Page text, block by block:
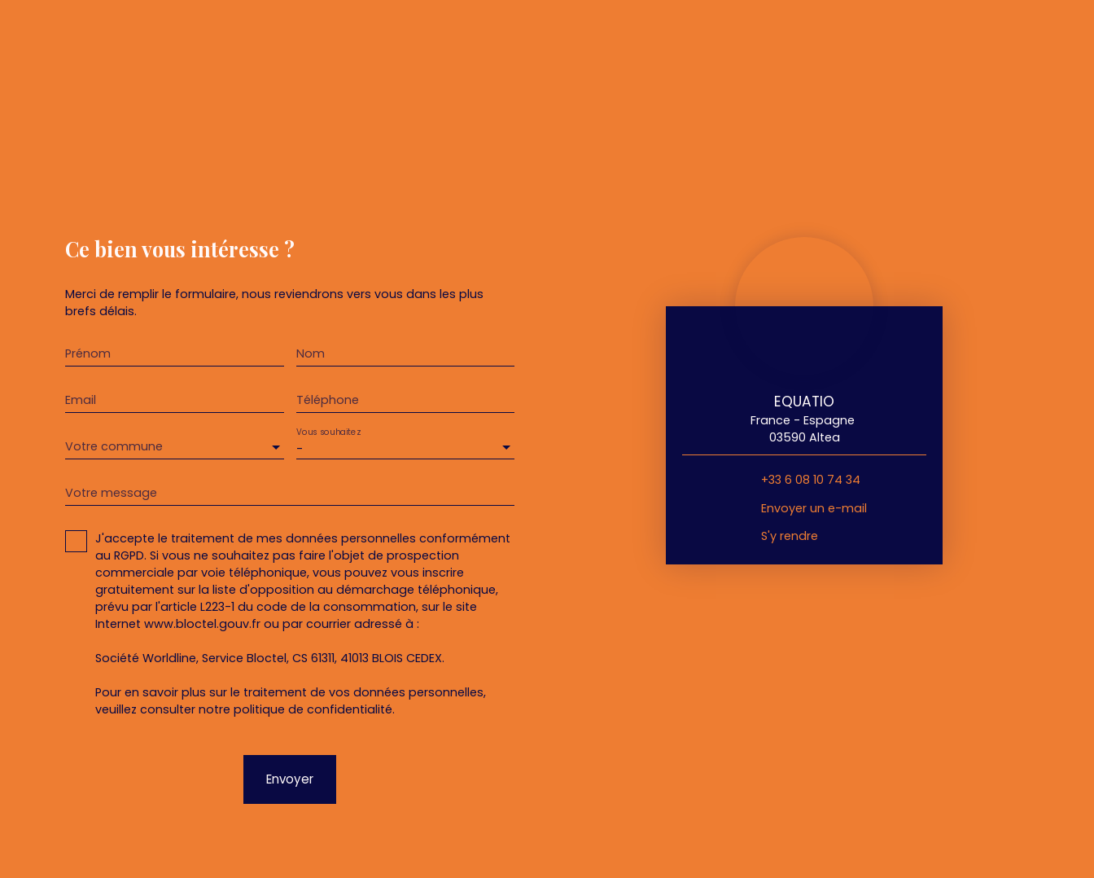
Ce bienvous intéresse ?
Merci de remplir le formulaire, nous reviendrons vers vous dans les plus
brefs délais.
Prénom Nom
Email Téléphone
Votre commune -
Vous souhaitez
Votre message
J'accepte le traitement de mes données personnelles conformément
au RGPD. Si vous ne souhaitez pas faire l'objet de prospection
commerciale par voie téléphonique, vous pouvez vous inscrire
gratuitement sur la liste d'opposition au démarchage téléphonique,
prévu par l'article L223-1 du code de la consommation, sur le site
Internet www.bloctel.gouv.fr ou par courrier adressé à :
Société Worldline, Service Bloctel, CS 61311, 41013 BLOIS CEDEX.
Pour en savoir plus sur le traitement de vos données personnelles,
veuillez consulter notre politique de confidentialité.
Envoyer
EQUATIO
France - Espagne
03590 Altea
+33 6 08 10 74 34
Envoyer un e-mail
S'y rendre